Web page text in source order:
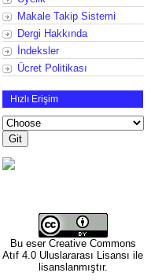
Makale Takip Sistemi
Dergi Hakkında
İndeksler
Ücret Politikası
Hızlı Erişim
Bu eser Creative Commons
Atıf 4.0 Uluslararası Lisansı ile
lisanslanmıştır.